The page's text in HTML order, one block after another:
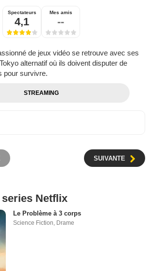
Spectateurs
4,1
Mes amis
--
de jeux vidéo se retrouve avec ses
alternatif où ils doivent disputer de
pour survivre.
STREAMING
SUIVANTE
Netflix
Le Problème à 3 corps
Science Fiction, Drame